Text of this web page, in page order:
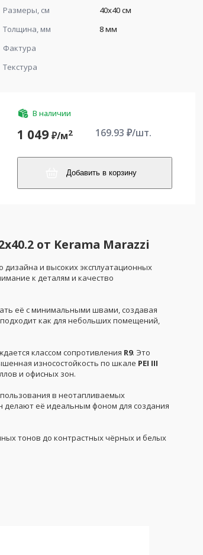
Размеры, см
40x40 см
Толщина, мм
8 мм
Фактура
Текстура
В наличии
1 049 ₽/м2 169.93 ₽/шт.
Добавить в корзину
от Kerama Marazzi
и высоких эксплуатационных
к деталям и качество
её с минимальными швами, создавая
как для небольших помещений,
классом сопротивления R9. Это
износостойкость по шкале PEI III
и офисных зон.
в неотапливаемых
её идеальным фоном для создания
тонов до контрастных чёрных и белых